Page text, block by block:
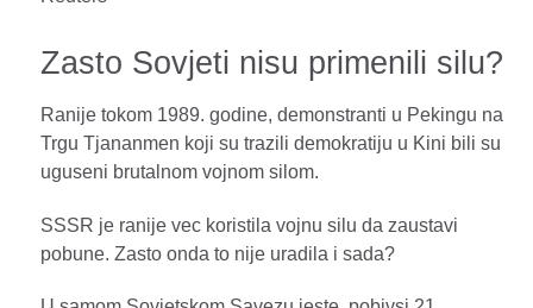
Zasto Sovjeti nisu primenili silu?
Ranije tokom 1989. godine, demonstranti u Pekingu na
Trgu Tjananmen koji su trazili demokratiju u Kini bili su
uguseni brutalnom vojnom silom.
SSSR je ranije vec koristila vojnu silu da zaustavi
pobune. Zasto onda to nije uradila i sada?